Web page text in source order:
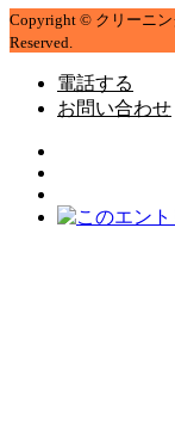
Copyright © クリーニ
Reserved.
電話する
お問い合わせ